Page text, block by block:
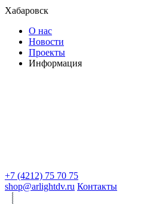
Хабаровск
О нас
Новости
Проекты
Информация
+7 (4212) 75 70 75
shop@arlightdv.ru Контакты